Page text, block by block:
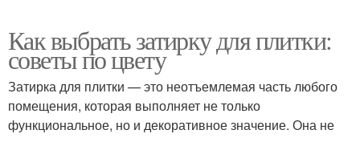
Как выбрать затирку для плитки:
советы по цвету
Затирка для плитки — это неотъемлемая часть любого
помещения, которая выполняет не только
функциональное, но и декоративное значение. Она не